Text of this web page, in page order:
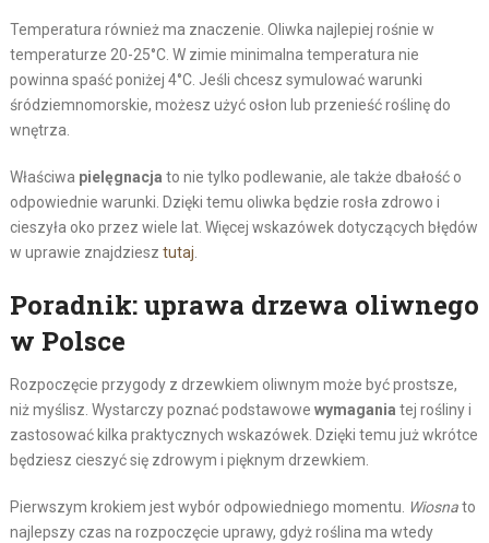
Temperatura również ma znaczenie. Oliwka najlepiej rośnie w
temperaturze 20-25°C. W zimie minimalna temperatura nie
powinna spaść poniżej 4°C. Jeśli chcesz symulować warunki
śródziemnomorskie, możesz użyć osłon lub przenieść roślinę do
wnętrza.
Właściwa pielęgnacja to nie tylko podlewanie, ale także dbałość o
odpowiednie warunki. Dzięki temu oliwka będzie rosła zdrowo i
cieszyła oko przez wiele lat. Więcej wskazówek dotyczących błędów
w uprawie znajdziesz tutaj
Poradnik: uprawa drzewa oliwnego
w Polsce
Rozpoczęcie przygody z drzewkiem oliwnym może być prostsze,
niż myślisz. Wystarczy poznać podstawowe wymagania tej rośliny i
zastosować kilka praktycznych wskazówek. Dzięki temu już wkrótce
będziesz cieszyć się zdrowym i pięknym drzewkiem.
Pierwszym krokiem jest wybór odpowiedniego momentu. Wiosnato
najlepszy czas na rozpoczęcie uprawy, gdyż roślina ma wtedy